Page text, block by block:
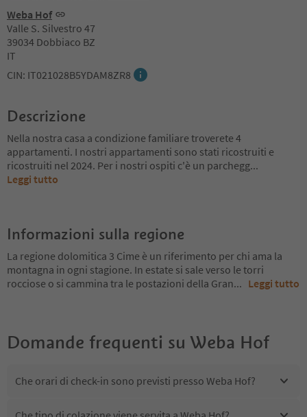
Weba Hof
Valle S. Silvestro 47
39034 Dobbiaco BZ
IT
CIN: IT021028B5YDAM8ZR8
Descrizione
Nella nostra casa a condizione familiare troverete 4
appartamenti. I nostri appartamenti sono stati ricostruiti e
ricostruiti nel 2024. Per i nostri ospiti c'è un parchegg...
Leggi tutto
Informazioni sulla regione
La regione dolomitica 3 Cime è un riferimento per chi ama la
montagna in ogni stagione. In estate si sale verso le torri
rocciose o si cammina tra le postazioni della Gran... Leggi tutto
Domande frequenti su Weba Hof
Che orari di check-in sono previsti presso Weba Hof?